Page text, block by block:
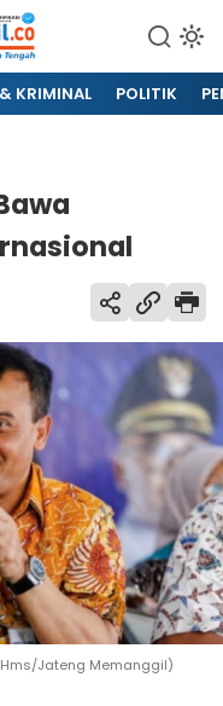
KRIMINAL POLITIK
Jateng Memanggil)